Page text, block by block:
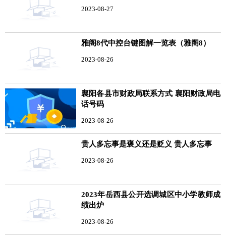
2023-08-27
雅阁8代中控台键图解一览表（雅阁8）
2023-08-26
襄阳各县市财政局联系方式 襄阳财政局电
话号码
2023-08-26
贵人多忘事是褒义还是贬义 贵人多忘事
2023-08-26
2023年岳西县公开选调城区中小学教师成
绩出炉
2023-08-26